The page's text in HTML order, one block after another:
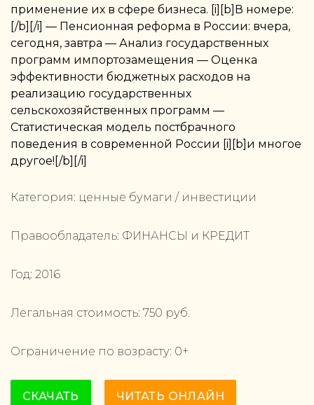
применение их в сфере бизнеса. [i][b]В номере:
[/b][/i] — Пенсионная реформа в России: вчера,
сегодня, завтра — Анализ государственных
программ импортозамещения — Оценка
эффективности бюджетных расходов на
реализацию государственных
сельскохозяйственных программ —
Статистическая модель постбрачного
поведения в современной России [i][b]и многое
другое![/b][/i]
Категория: ценные бумаги / инвестиции
Правообладатель: ФИНАНСЫ и КРЕДИТ
Год: 2016
Легальная стоимость: 750 руб.
Ограничение по возрасту: 0+
СКАЧАТЬ ЧИТАТЬ ОНЛАЙН